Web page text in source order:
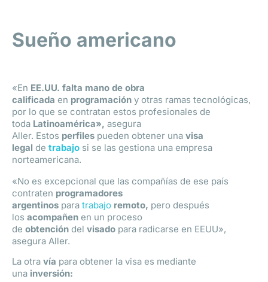
Sueño americano
«En EE.UU. falta mano de obra
calificada en programación y otras ramas tecnológicas,
por lo que se contratan estos profesionales de
toda Latinoamérica», asegura
Aller. Estos perfiles pueden obtener una visa
legal de trabajo si se las gestiona una empresa
norteamericana.
«No es excepcional que las compañías de ese país
contraten programadores
argentinos para trabajo remoto, pero después
los acompañen en un proceso
de obtención del visado para radicarse en EEUU»,
asegura Aller.
La otra vía para obtener la visa es mediante
una inversión: